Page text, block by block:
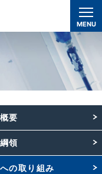
MENU
要
領
の取り組み